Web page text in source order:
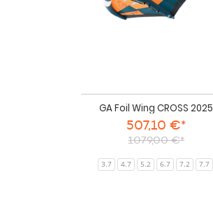
GA Foil Wing CROSS 2025
507,10 €*
1079,00 €*
3.7 4.7 5.2 6.7 7.2 7.7